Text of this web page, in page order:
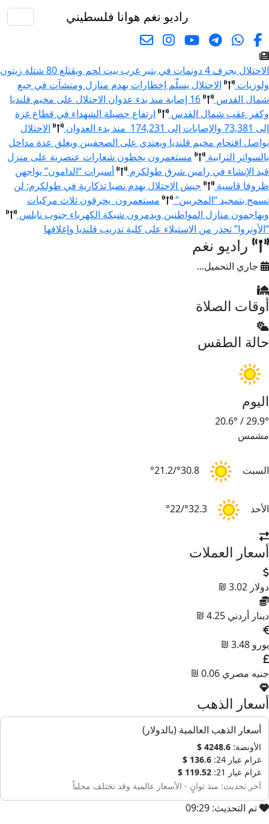
راديو نغم هوانا فلسطيني
الاحتلال يجرف 4 دونمات في بتير غرب بيت لحم ويقتلع 80 شتلة زيتون
ولوزيات
الاحتلال يسلّم إخطارات بهدم منازل ومنشآت في جبع
شمال القدس
16 إصابة منذ بدء عدوان الاحتلال على مخيم قلنديا
وكفر عقب شمال القدس
ارتفاع حصيلة الشهداء في قطاع غزة
إلى 73,381 والإصابات إلى 174,231 منذ بدء العدوان
الاحتلال
يواصل اقتحام مخيم قلنديا ويعتدي على الصحفيين ويغلق عدة مداخل
بالسواتر الترابية
مستعمرون يخطون شعارات عنصرية على منزل
قيد الإنشاء في رامين شرق طولكرم
أسيرات “الدامون” يواجهن
ظروفا قاسية
جيش الإحتلال يهدم نصبا تذكارية في طولكرم: لن
نسمح بتمجيد “المخربين”
مستعمرون يحرقون ثلاث مركبات
ويهاجمون منازل المواطنين ويدمرون شبكة الكهرباء جنوب نابلس
“الأونروا” تحذر من الاستيلاء على كلية تدريب قلنديا وإغلاقها
راديو نغم
جاري التحميل...
أوقات الصلاة
حالة الطقس
اليوم
29.9°
/
20.6°
مشمس
السبت 30.8°/21.2°
الأحد 32.3°/22°
أسعار العملات
دولار 3.02 ₪
دينار أردني 4.25 ₪
يورو 3.48 ₪
جنيه مصري 0.06 ₪
أسعار الذهب
أسعار الذهب العالمية (بالدولار)
الأونصة: 4248.6 $
غرام عيار 24:
136.6 $
غرام عيار 21:
119.52 $
آخر تحديث: منذ ثوانٍ - الأسعار عالمية وقد تختلف محلياً
تم التحديث: 09:29